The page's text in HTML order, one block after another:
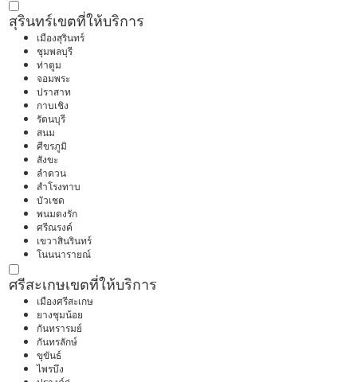
สุรินทร์เขตที่ให้บริการ
เมืองสุรินทร์
ชุมพลบุรี
ท่าตูม
จอมพระ
ปราสาท
กาบเชิง
รัตนบุรี
สนม
ศีขรภูมิ
สังขะ
ลำดวน
สำโรงทาบ
บัวเชด
พนมดงรัก
ศรีณรงค์
เขวาสินรินทร์
โนนนารายณ์
ศรีสะเกษเขตที่ให้บริการ
เมืองศรีสะเกษ
ยางชุมน้อย
กันทรารมย์
กันทรลักษ์
ขุขันธ์
ไพรบึง